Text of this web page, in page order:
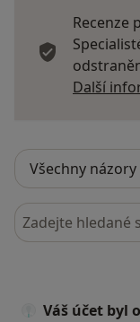
Recenze
Další
Hledejte v
Váš účet byl